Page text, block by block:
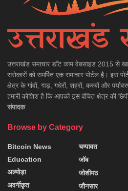
उत्तराखंड समाचार डाॅट काम वेबसाइड 2015 से
सरोकारों को समर्पित एक समाचार पोर्टल है। इस
क्षेत्र के गांवों, गाड़, गधेरों, शहरों, कस्बों और
हमारी कोशिश है कि आपको इस वंचित क्षेत्र की
संपादक
Browse by Category
Bitcoin News
Education
अल्मोड़ा
अवर्गीकृत
चम्पावत
जॉब
जोशीमठ
जौनसार